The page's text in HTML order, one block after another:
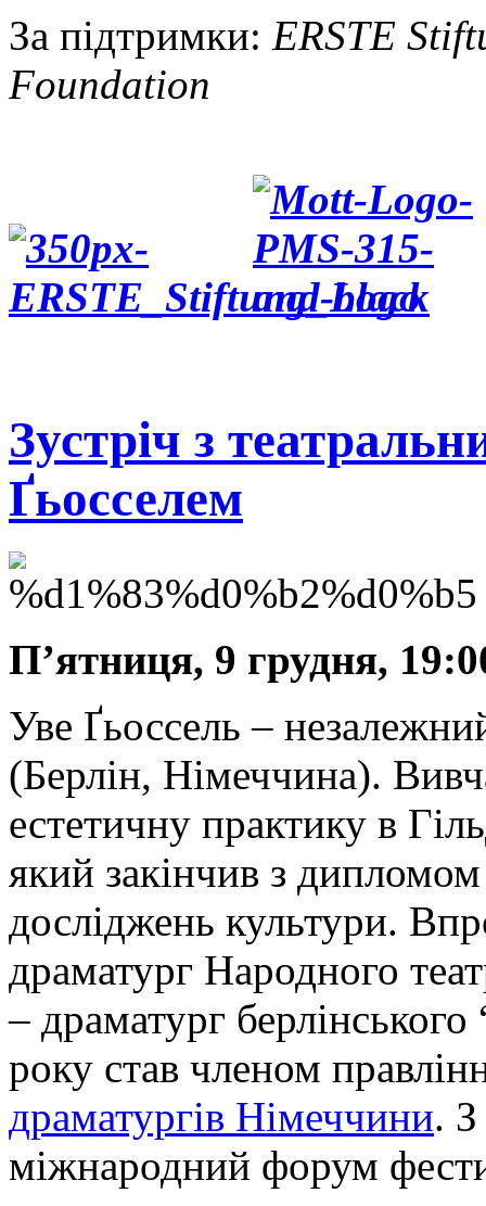
За підтримки: ERSTE
Foundation
Зустріч з
Ґьосселем
П’ятниця, 9 грудня,
Уве Ґьоссель –
(Берлін, Німеччина).
естетичну практику в
який закінчив з
досліджень культури.
драматург Народного
– драматург
року став членом
драматургів Німеччини.
міжнародний форум